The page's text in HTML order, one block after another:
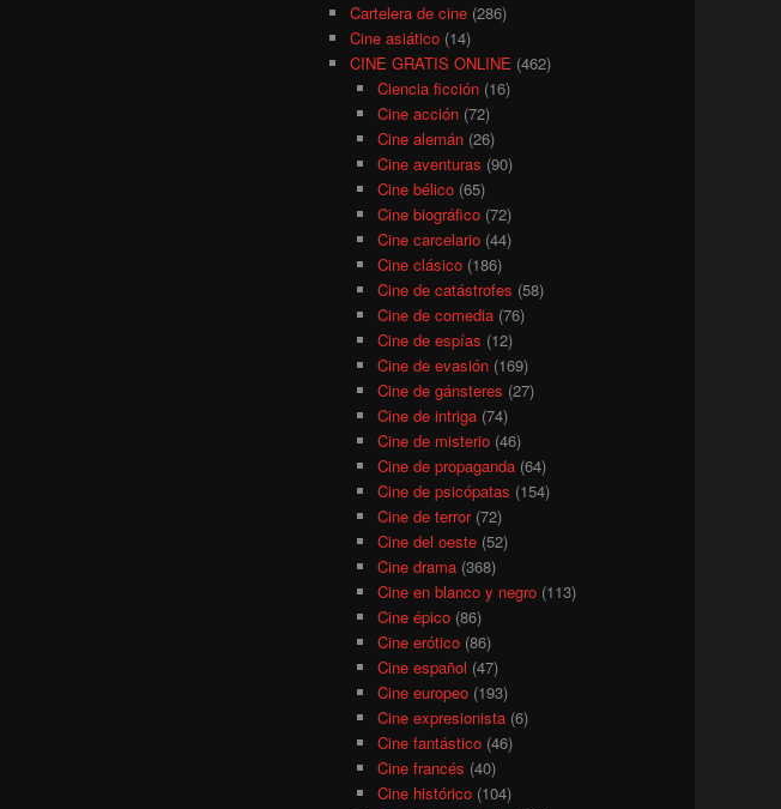
Cartelera de cine (286)
Cine asiático (14)
CINE GRATIS ONLINE (462)
Ciencia ficción(16)
Cine acción(72)
Cine alemán(26)
Cine aventuras (90)
Cine bélico(65)
Cine biográfico(72)
Cine carcelario(44)
Cine clásico(186)
Cine de catástrofes (58)
Cine de comedia(76)
Cine de espías (12)
Cine de evasión(169)
Cine de gánsteres (27)
Cine de intriga(74)
Cine de misterio(46)
Cine de propaganda(64)
Cine de psicópatas (154)
Cine de terror(72)
Cine del oeste(52)
Cine drama(368)
Cine en blanco y negro(113)
Cine épico(86)
Cine erótico(86)
Cine español (47)
Cine europeo(193)
Cine expresionista(6)
Cine fantástico(46)
Cine francés (40)
Cine histórico(104)